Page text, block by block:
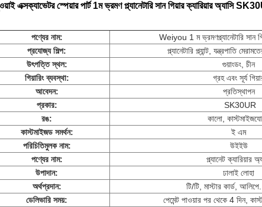
এক্সক্যাভেটর স্পেয়ার পার্ট 1ম ভ্রমণ প্ল্যানেটারি সান গিয়ার ক্যারিয়ার অ্যাসি
পণ্যের নাম: Weiyou 1 ম ভ্রমণপ্ল্যানেটারি সান
প্রযোজ্য শিল্প:
প্ল্যানেটারি প্ল্যান্ট, যন্ত্রপাতি
উৎপত্তি স্থল:
গুয়াংডং, চীন
গিয়ারিং ব্যবস্থা:
গ্রহ এবং সূর্য
আবেদন:
প্রতিস্থাপন
প্রকার:
SK30UR
রঙ:
কালো,
কাস্টমাইজড সমর্থন:
ই এম
পরিচিতিমুলক নাম:
উইইউ
পণ্যের নাম:
প্ল্যানেট ক্যারিয়ার
উপাদান:
ঢালাই লোহা
অর্থপ্রদান:
টি/টি, মাস্টার কার্ড,
ডেলিভারি সময়:
পেমেন্ট পাওয়ার পর থেকে 4 দিন,